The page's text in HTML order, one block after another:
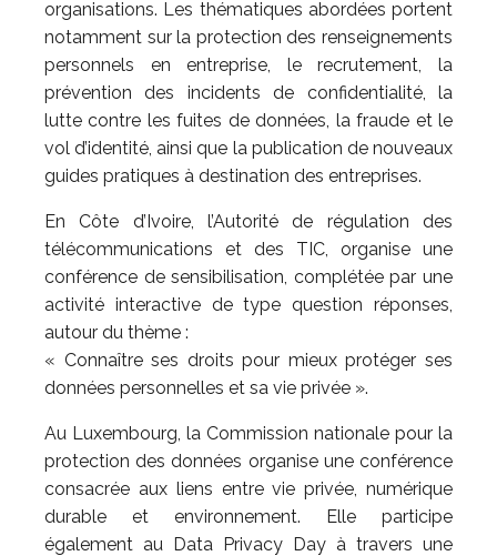
organisations. Les thématiques abordées portent
notamment sur la protection des renseignements
personnels en entreprise, le recrutement, la
prévention des incidents de confidentialité, la
lutte contre les fuites de données, la fraude et le
vol d’identité, ainsi que la publication de nouveaux
guides pratiques à destination des entreprises.
En Côte d’Ivoire, l’Autorité de régulation des
télécommunications et des TIC, organise une
conférence de sensibilisation, complétée par une
activité interactive de type question réponses,
autour du thème :
« Connaître ses droits pour mieux protéger ses
données personnelles et sa vie privée ».
Au Luxembourg, la Commission nationale pour la
protection des données organise une conférence
consacrée aux liens entre vie privée, numérique
durable et environnement. Elle participe
également au Data Privacy Day à travers une